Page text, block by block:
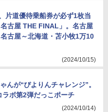
片道優待乗船券が必ず1枚当
古屋 THE FINAL」。名古屋
古屋～北海道・苫小牧1万10
(2024/10/15)
んが“ぴよりんチャレンジ”。
ボ第2弾だっこポーチ
(2024/10/14)